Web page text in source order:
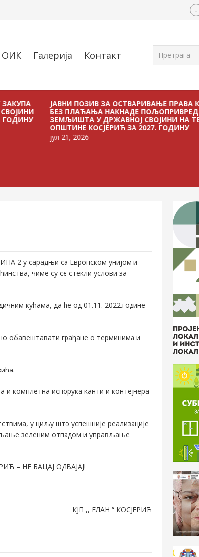
-
ОИК Галерија Контакт
ЈАВНИ ПОЗИВ ЗА ОСТВАРИВАЊЕ ПРАВА
БЕЗ ПЛАЋАЊА НАКНАДЕ ПОЉОПРИВРЕДНОГ
ЗЕМЉИШТА У ДРЖАВНОЈ СВОЈИНИ НА
ОПШТИНЕ КОСЈЕРИЋ ЗА 2027. ГОДИНУ
јул 21, 2026
2 у сарадњи са Европском унијом и
чиме су се стекли услови за
кућама, да ће од 01.11. 2022.године
обавештавати грађане о терминима и
и комплетна испорука канти и контејнера
у циљу што успешније реализације
зеленим отпадом и управљање
– НЕ БАЦАЈ ОДВАЈАЈ!
“ КОСЈЕРИЋ